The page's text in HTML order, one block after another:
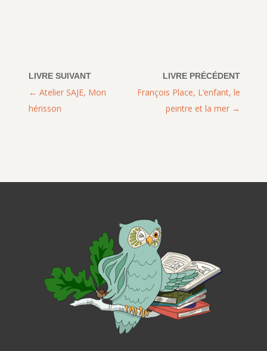
François Place, L’enfant, le
peintre et la mer
Atelier SAJE, Mon
hérisson